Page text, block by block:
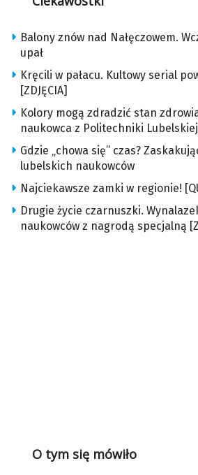
Balony znów nad Nałęczowem.
upał
Kręcili w pałacu. Kultowy serial
[ZDJĘCIA]
Kolory mogą zdradzić stan
naukowca z Politechniki Lubelskiej
Gdzie „chowa się” czas?
lubelskich naukowców
Najciekawsze zamki w regionie!
Drugie życie czarnuszki.
naukowców z nagrodą specjalną
O tym się mówiło